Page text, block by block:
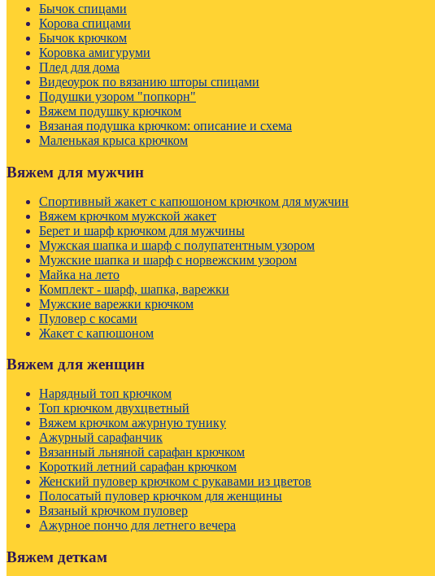
Бычок спицами
Корова спицами
Бычок крючком
Коровка амигуруми
Плед для дома
Видеоурок по вязанию шторы спицами
Подушки узором "попкорн"
Вяжем подушку крючком
Вязаная подушка крючком: описание и схема
Маленькая крыса крючком
Вяжем для мужчин
Спортивный жакет с капюшоном крючком для мужчин
Вяжем крючком мужской жакет
Берет и шарф крючком для мужчины
Мужская шапка и шарф с полупатентным узором
Мужские шапка и шарф с норвежским узором
Майка на лето
Комплект - шарф, шапка, варежки
Мужские варежки крючком
Пуловер с косами
Жакет с капюшоном
Вяжем для женщин
Нарядный топ крючком
Топ крючком двухцветный
Вяжем крючком ажурную тунику
Ажурный сарафанчик
Вязанный льняной сарафан крючком
Короткий летний сарафан крючком
Женский пуловер крючком с рукавами из цветов
Полосатый пуловер крючком для женщины
Вязаный крючком пуловер
Ажурное пончо для летнего вечера
Вяжем деткам